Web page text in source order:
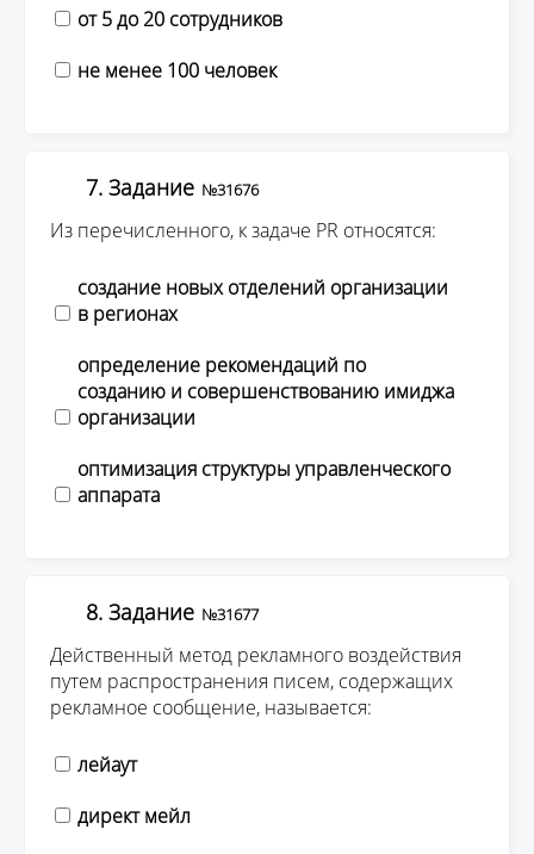
от 5 до 20 сотрудников
не менее 100 человек
7. Задание №31676
Из перечисленного, к задаче PR относятся:
создание новых отделений организации
в регионах
определение рекомендаций по
созданию и совершенствованию имиджа
организации
оптимизация структуры управленческого
аппарата
8. Задание №31677
Действенный метод рекламного воздействия
путем распространения писем, содержащих
рекламное сообщение, называется:
лейаут
директ мейл